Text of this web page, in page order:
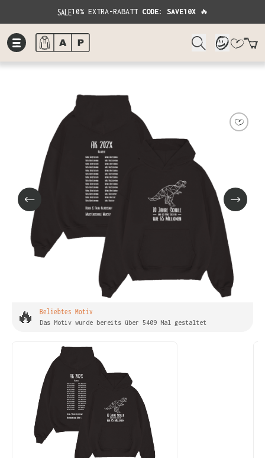
SALE10% EXTRA-RABATT CODE: SAVE10X🔥
🔥 Beliebtes Motiv
Das Motiv wurde bereits über 5409 Mal gestaltet